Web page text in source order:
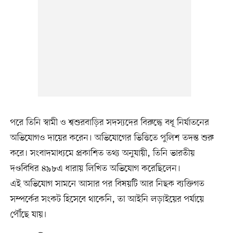
পরে তিনি স্বামী ও শ্বশুরবাড়ির সদস্যদের বিরুদ্ধে বধূ নির্যাতনের
অভিযোগও দায়ের করেন। অভিযোগের ভিত্তিতে পুলিশ তদন্ত শুরু
করে। সংবাদমাধ্যমে প্রকাশিত তথ্য অনুযায়ী, তিনি ভারতীয়
দণ্ডবিধির ৪৯৮এ ধারায় লিখিত অভিযোগ করেছিলেন।
এই অভিযোগ সামনে আসার পর বিষয়টি আর নিছক ব্যক্তিগত
সম্পর্কের সংকট হিসেবে থাকেনি, তা আইনি লড়াইয়ের পর্যায়ে
পৌঁছে যায়।